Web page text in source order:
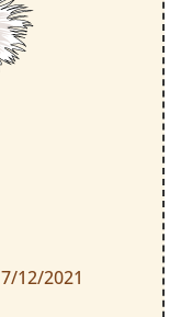
12/2021